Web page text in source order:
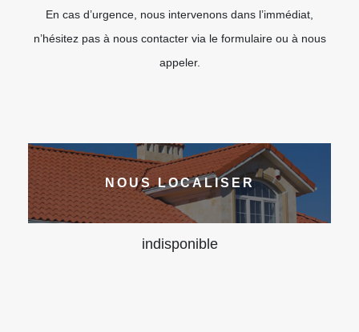
En cas d’urgence, nous intervenons dans l’immédiat,
n’hésitez pas à nous contacter via le formulaire ou à nous
appeler.
NOUS LOCALISER
indisponible